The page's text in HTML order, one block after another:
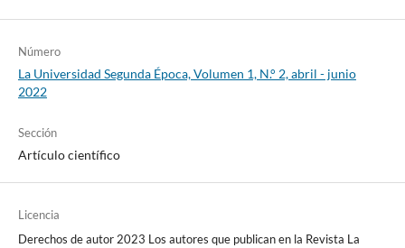
Número
La Universidad Segunda Época, Volumen 1, N.° 2, abril - junio
2022
Sección
Artículo científico
Licencia
Derechos de autor 2023 Los autores que publican en la Revista La